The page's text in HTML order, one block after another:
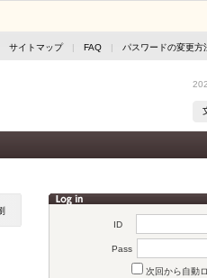
サイトマップ| FAQ | パスワードの変更方
ID
Pass
次回から自動